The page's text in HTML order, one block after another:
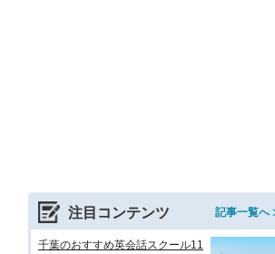
注目コンテンツ 記事一覧
千葉のおすすめ英会話スクール11